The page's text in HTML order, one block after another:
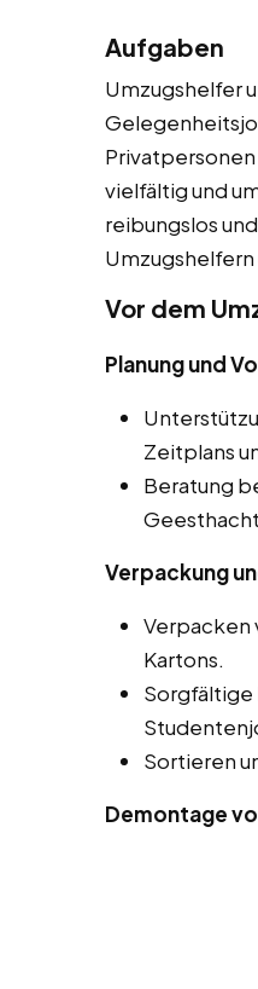
Aufgaben
Umzugshelfer
vielfältig und
reibungslos
Vor dem
Planung und
Zeitplans
Beratung
Verpackung
Verpacken
Kartons.
Sorgfältige
Sortieren
Demontage